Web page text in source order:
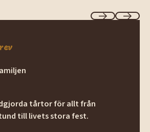
PreviousNext
tårtor för allt från
till livets stora fest.